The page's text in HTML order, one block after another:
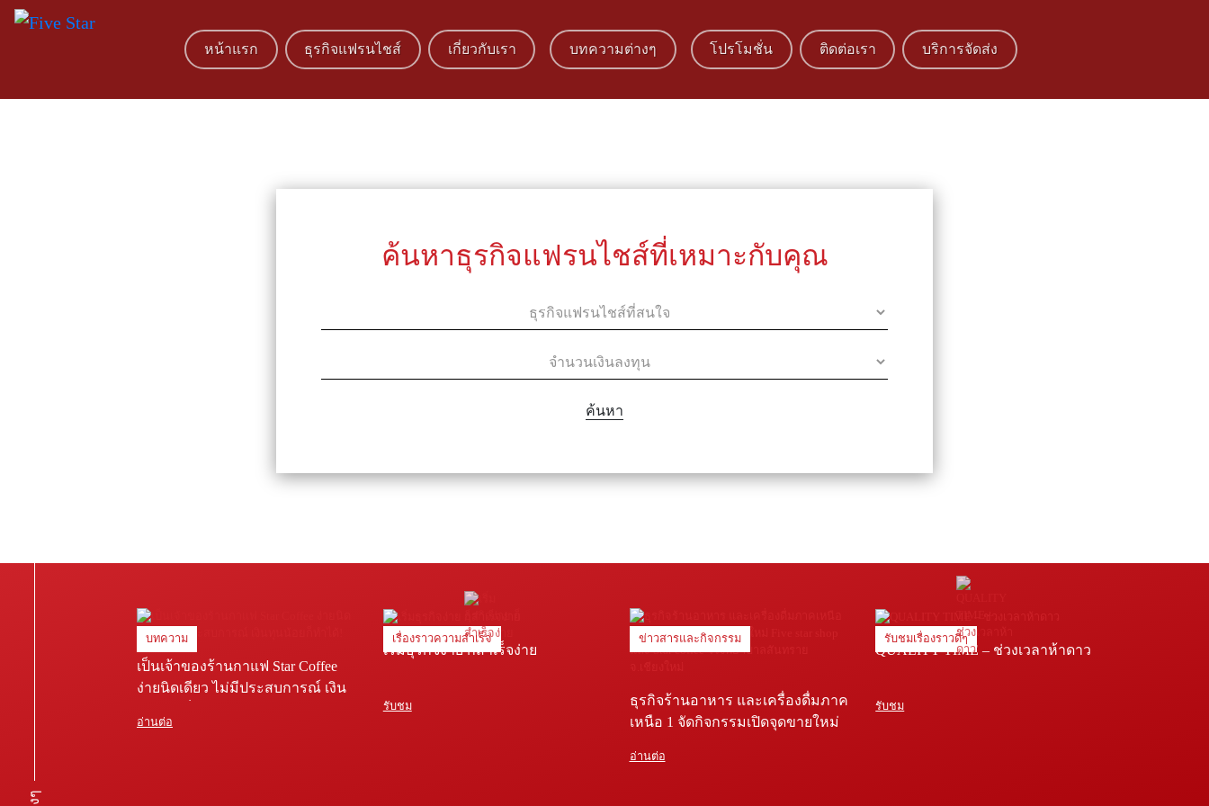
หน้าแรก ธุรกิจแฟรนไชส์ เกี่ยวกับเรา บทความต่างๆ โปรโมชั่น ติดต่อเรา บริการจัดส่ง
ค้นหาธุรกิจแฟรนไชส์ที่เหมาะกับคุณ
ค้นหา
บทความ
เป็นเจ้าของร้านกาแฟ Star Coffee
ง่ายนิดเดียว ไม่มีประสบการณ์ เงิน
อ่านต่อ
เรื่องราวความสำเร็จ
เริ่มธุรกิจง่าย ก็สำเร็จง่าย
รับชม
ข่าวสารและกิจกรรม
ธุรกิจร้านอาหาร และเครื่องดื่มภาค
เหนือ 1 จัดกิจกรรมเปิดจุดขายใหม่
พยาบาลสันทราย จ.เชียงใหม่
อ่านต่อ
รับชมเรื่องราวดีๆ
QUALITY TIME – ช่วงเวลาห้าดาว
รับชม